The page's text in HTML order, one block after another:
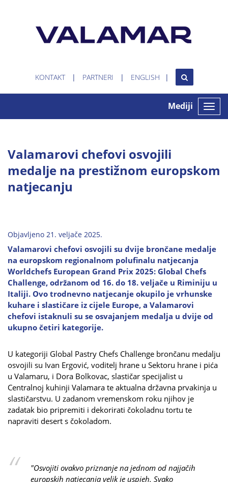
KONTAKT PARTNERI ENGLISH
Toggle
Mediji
Valamarovi chefovi osvojili
medalje na prestižnom europskom
natjecanju
Objavljeno 21. veljače 2025.
Valamarovi chefovi osvojili su dvije brončane medalje
na europskom regionalnom polufinalu natjecanja
Worldchefs European Grand Prix 2025: Global Chefs
Challenge, održanom od 16. do 18. veljače u Riminiju u
Italiji. Ovo trodnevno natjecanje okupilo je vrhunske
kuhare i slastičare iz cijele Europe, a Valamarovi
chefovi istaknuli su se osvajanjem medalja u dvije od
ukupno četiri kategorije.
U kategoriji Global Pastry Chefs Challenge brončanu medalju
osvojili su Ivan Ergović, voditelj hrane u Sektoru hrane i pića
u Valamaru, i Dora Bolkovac, slastičar specijalist u
Centralnoj kuhinji Valamara te aktualna državna prvakinja u
slastičarstvu. U zadanom vremenskom roku njihov je
zadatak bio pripremiti i dekorirati čokoladnu tortu te
napraviti desert s čokoladom.
"Osvojiti ovakvo priznanje na jednom od najjačih
europskih natjecanja velik je uspjeh. Svako